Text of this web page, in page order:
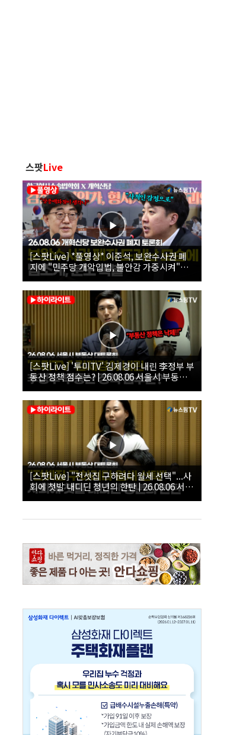
스팟Live
[스팟Live] *풀영상* 이준석, 보완수사권 폐
지에 "민주당 개악입법, 불안감 가중시켜"｜
26.08.06 개혁신당 보완수사권 폐지 토론회
[스팟Live] '투미TV' 김제경이 내린 李정부 부
동산 정책 점수는? | 26.08.06 서울시 부동산
대토론회
[스팟Live] "전셋집 구하려다 월세 선택"...사
회에 첫발 내디딘 청년의 한탄 | 26.08.06 서울
시 부동산 대토론회